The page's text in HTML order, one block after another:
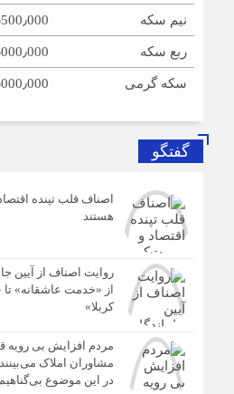
نیم سکه
ربع سکه
سکه گرمی
گفتگو
اصناف قلب تپنده
هستند
روایت اصناف از آیین
از «خدمت عاشقانه» تا
کربلا»
مردم افزایش بی رویه
مشاوران املاک
در این موضوع بی‌گناهیم